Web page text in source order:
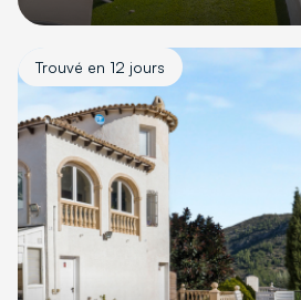
Trouvé en 12 jours